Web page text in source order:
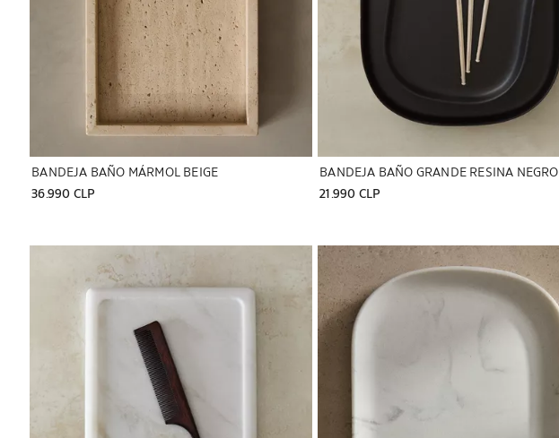
BANDEJA BAÑO MÁRMOL BEIGE
36.990 CLP
BANDEJA BAÑO GRANDE RESINA NEGRO
21.990 CLP
Imagen cambiada a 1 de 5 Imagen cambiada a 1 de 6